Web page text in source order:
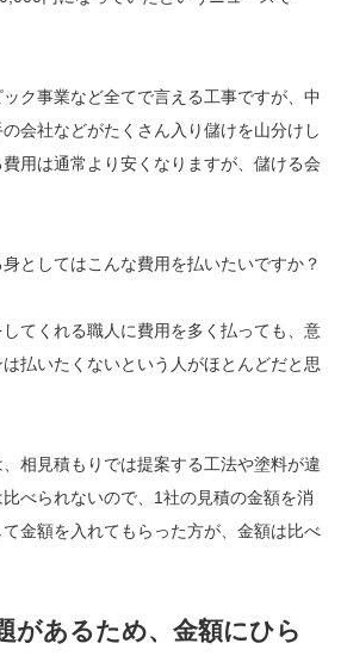
ク事業など全てで言える工事ですが、中
会社などがたくさん入り儲けを山分けし
用は通常より安くなりますが、儲ける会
としてはこんな費用を払いたいですか？
てくれる職人に費用を多く払っても、意
払いたくないという人がほとんどだと思
相見積もりでは提案する工法や塗料が違
べられないので、1社の見積の金額を消
金額を入れてもらった方が、金額は比べ
があるため、金額にひら